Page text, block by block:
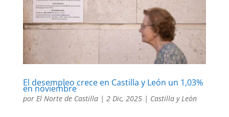
El desempleo crece en Castilla y León un 1,03%
en noviembre
por El Norte de Castilla| 2 Dic, 2025| Castilla y León